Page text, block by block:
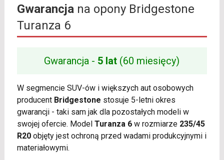
Gwarancjana opony Bridgestone
Turanza 6
Gwarancja - 5 lat (60 miesięcy)
W segmencie SUV-ów i większych aut osobowych
producent Bridgestone stosuje 5-letni okres
gwarancji - taki sam jak dla pozostałych modeli w
swojej ofercie. Model Turanza 6w rozmiarze 235/45
R20objęty jest ochroną przed wadami produkcyjnymi i
materiałowymi.